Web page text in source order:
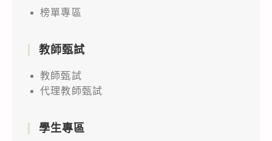
榜單專區
教師甄試
教師甄試
代理教師甄試
學生專區